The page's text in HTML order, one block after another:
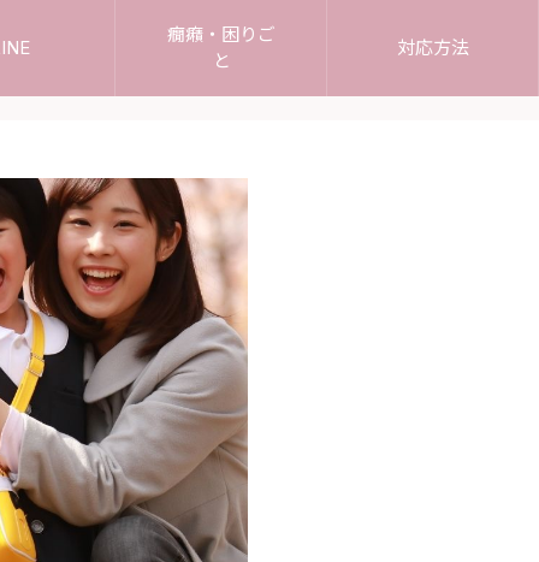
癇癪・困りご
と
対応方法